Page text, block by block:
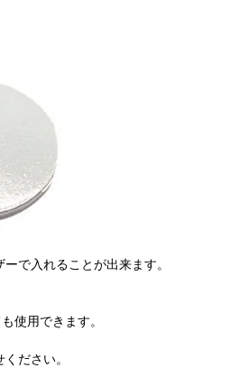
で入れることが出来ます。
使用できます。
ださい。